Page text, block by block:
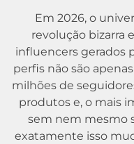
Em 2026, o
revolução bizarra
influencers gerados
perfis não são
milhões de
produtos e, o mais
sem nem mesmo
exatamente isso